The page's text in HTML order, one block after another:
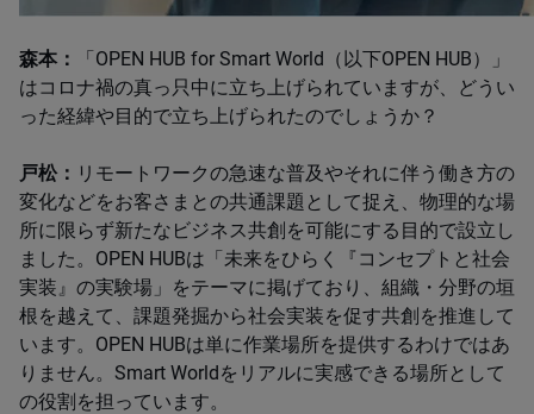
森本：
「OPEN HUB for Smart World（以下OPEN HUB）」
はコロナ禍の真っ只中に立ち上げられていますが、どうい
った経緯や目的で立ち上げられたのでしょうか？
戸松： リモートワークの急速な普及やそれに伴う働き方の
変化などをお客さまとの共通課題として捉え、物理的な場
所に限らず新たなビジネス共創を可能にする目的で設立し
ました。OPEN HUBは「未来をひらく『コンセプトと社会
実装』の実験場」をテーマに掲げており、組織・分野の垣
根を越えて、課題発掘から社会実装を促す共創を推進して
います。OPEN HUBは単に作業場所を提供するわけではあ
りません。Smart Worldをリアルに実感できる場所として
の役割を担っています。